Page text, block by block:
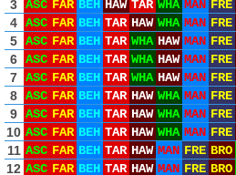
3 ASC FAR BEH HAW TAR WHA MAN FRE
4 ASC FAR BEH TAR HAW WHA MAN FRE
5 ASC FAR BEH TAR WHA HAW MAN FRE
6 ASC FAR BEH TAR WHA HAW MAN FRE
7 ASC FAR BEH TAR WHA HAW MAN FRE
8 ASC FAR BEH TAR HAW WHA MAN FRE
9 ASC FAR BEH TAR HAW WHA MAN FRE
10 ASC FAR BEH TAR HAW WHA MAN FRE
11 ASC FAR BEH TAR HAW MAN FRE BRO
12 ASC FAR BEH TAR HAW MAN FRE BRO